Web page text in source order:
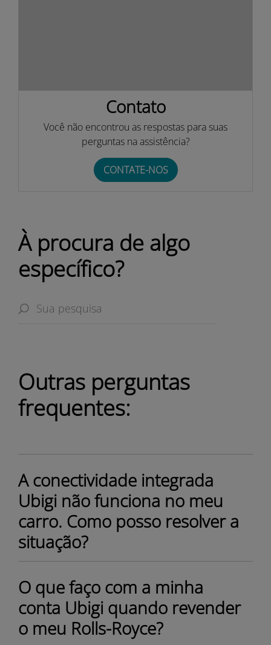
Contato
Você não encontrou as respostas para suas
perguntas na assistência?
CONTATE-NOS
À procura de algo
específico?
Outras perguntas
frequentes:
A conectividade integrada
Ubigi não funciona no meu
carro. Como posso resolver a
situação?
O que faço com a minha
conta Ubigi quando revender
o meu Rolls-Royce?